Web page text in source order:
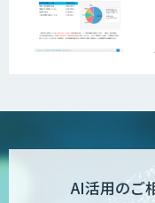
AI活用のご